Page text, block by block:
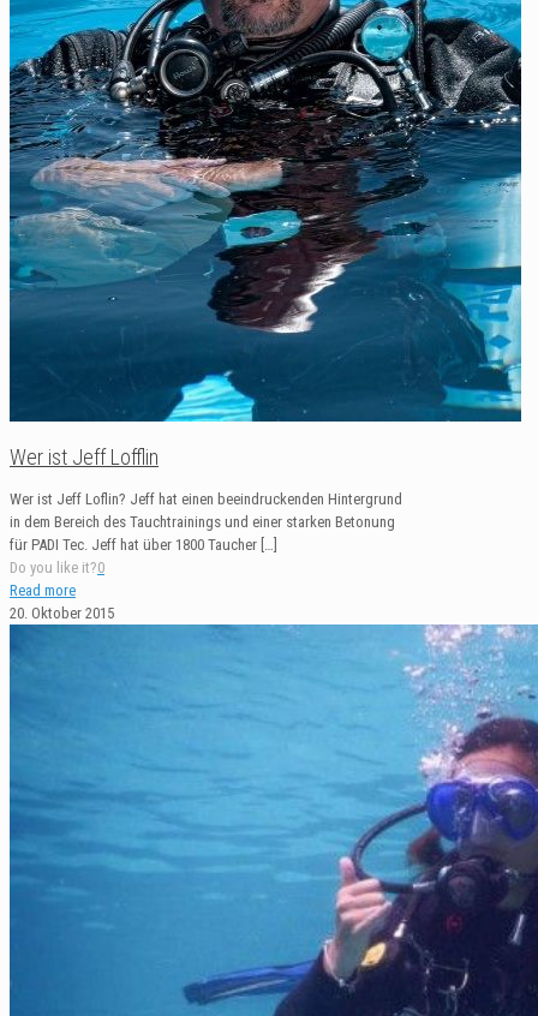
Wer ist Jeff Lofflin
Wer ist Jeff Loflin? Jeff hat einen beeindruckenden Hintergrund
in dem Bereich des Tauchtrainings und einer starken Betonung
für PADI Tec. Jeff hat über 1800 Taucher […]
Do you like it?0
Read more
20. Oktober 2015